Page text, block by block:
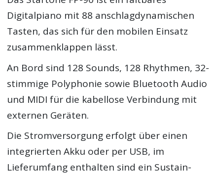
Digitalpiano mit 88 anschlagdynamischen
Tasten, das sich für den mobilen Einsatz
zusammenklappen lässt.
An Bord sind 128 Sounds, 128 Rhythmen, 32-
stimmige Polyphonie sowie Bluetooth Audio
und MIDI für die kabellose Verbindung mit
externen Geräten.
Die Stromversorgung erfolgt über einen
integrierten Akku oder per USB, im
Lieferumfang enthalten sind ein Sustain-